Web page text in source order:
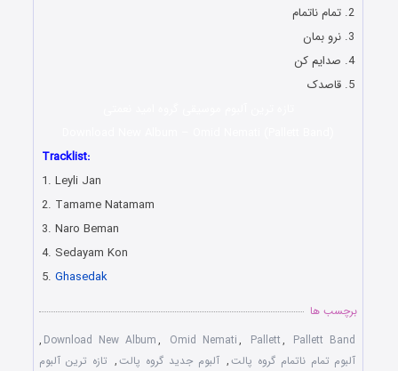
2. تمام ناتمام
3. نرو بمان
4. صدایم کن
5. قاصدک
Tracklist:
1. Leyli Jan
2. Tamame Natamam
3. Naro Beman
4. Sedayam Kon
5.Ghasedak
برچسب ها
Download New Album, Omid Nemati, Pallett, Pallett Band
,
آلبوم تمام ناتمام گروه پالت, آلبوم جدید گروه پالت, تازه ترین آلبوم